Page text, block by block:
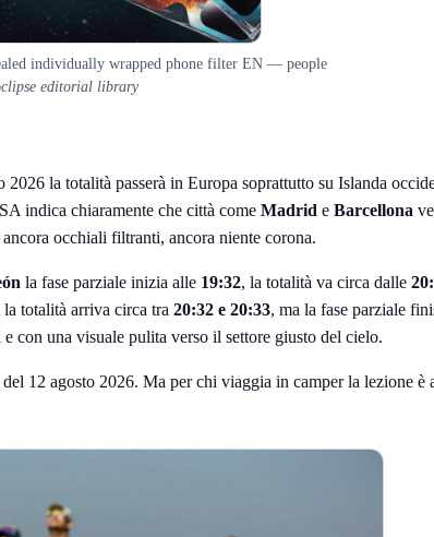
individually wrapped phone filter EN — people
editorial library
la totalità passerà in Europa soprattutto su Islanda
indica chiaramente che città come Madrid e Barcellona
occhiali filtranti, ancora niente corona.
la fase parziale inizia alle 19:32, la totalità va circa dalle
la totalità arriva circa tra 20:32 e 20:33, ma la fase parziale
con una visuale pulita verso il settore giusto del cielo.
12 agosto 2026. Ma per chi viaggia in camper la lezione è